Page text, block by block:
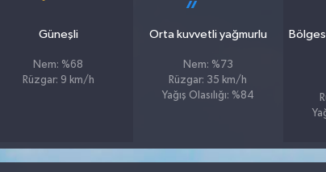
Güneşli
Nem: %68
Rüzgar: 9 km/h
Orta kuvvetli yağmurlu
Nem: %73
Rüzgar: 35 km/h
Yağış Olasılığı: %84